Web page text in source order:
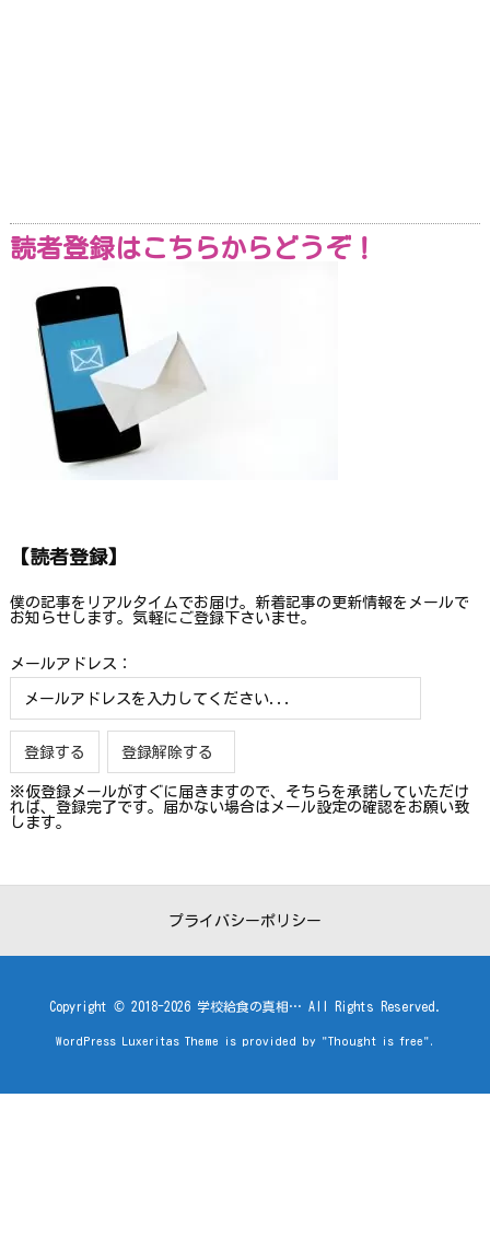
読者登録はこちらからどうぞ！
【読者登録】
僕の記事をリアルタイムでお届け。新着記事の更新情報をメールで
お知らせします。気軽にご登録下さいませ。
メールアドレス：
※仮登録メールがすぐに届きますので、そちらを承諾していただけ
れば、登録完了です。届かない場合はメール設定の確認をお願い致
します。
プライバシーポリシー
Copyright © 2018-2026 学校給食の真相… All Rights Reserved.
WordPress Luxeritas Theme is provided by "Thought is free".